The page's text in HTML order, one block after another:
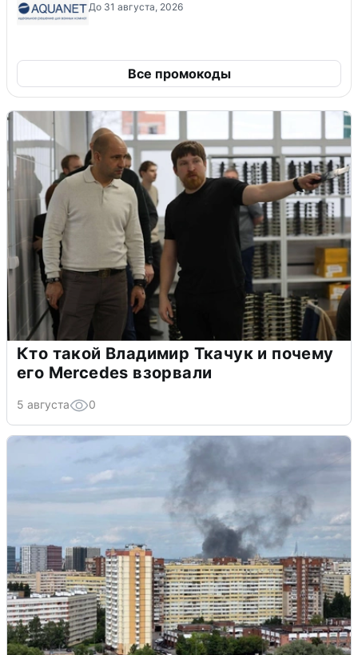
До 31 августа, 2026
Все промокоды
Кто такой Владимир Ткачук и почему
его Mercedes взорвали
5 августа 0